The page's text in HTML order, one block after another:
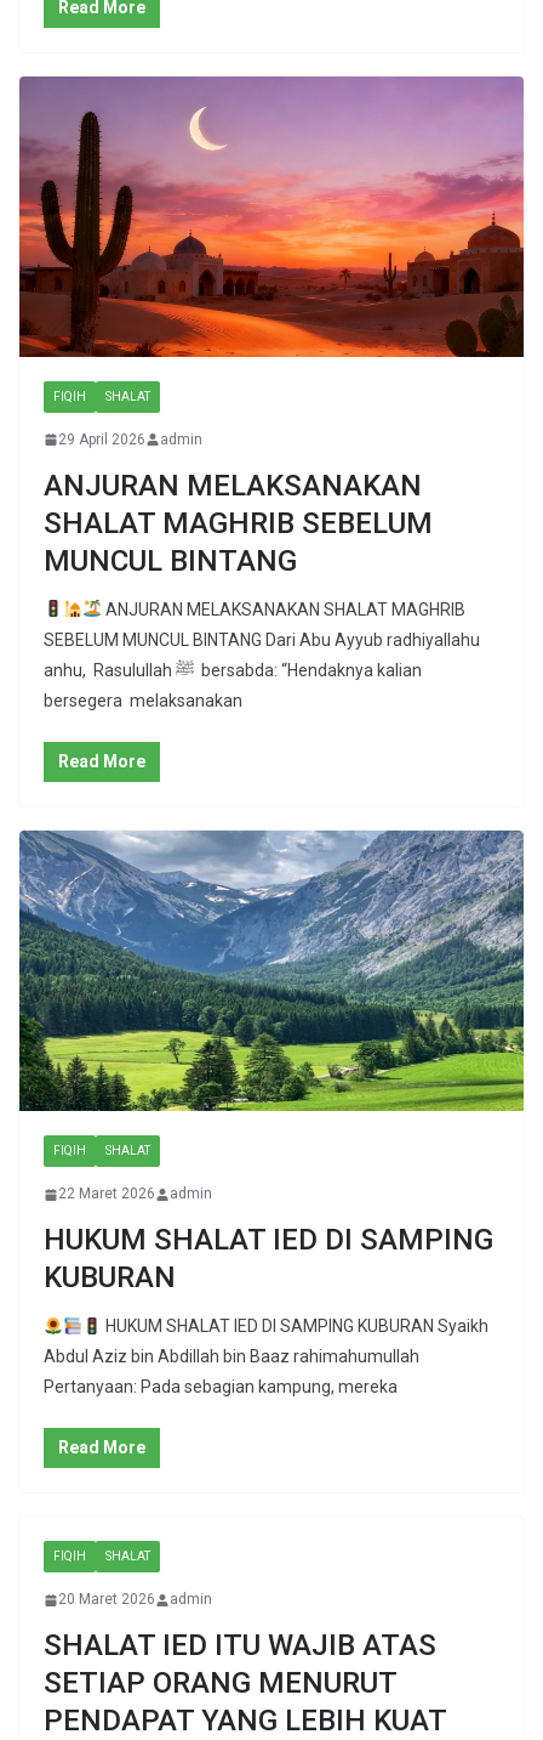
Read More
FIQIH SHALAT
29 April 2026 admin
ANJURAN MELAKSANAKAN
SHALAT MAGHRIB SEBELUM
MUNCUL BINTANG
ANJURAN MELAKSANAKAN SHALAT MAGHRIB
SEBELUM MUNCUL BINTANG Dari Abu Ayyub radhiyallahu
anhu, Rasulullah ﷺ bersabda: “Hendaknya kalian
bersegera melaksanakan
Read More
FIQIH SHALAT
22 Maret 2026 admin
HUKUM SHALAT IED DI SAMPING
KUBURAN
HUKUM SHALAT IED DI SAMPING KUBURAN Syaikh
Abdul Aziz bin Abdillah bin Baaz rahimahumullah
Pertanyaan: Pada sebagian kampung, mereka
Read More
FIQIH SHALAT
20 Maret 2026 admin
SHALAT IED ITU WAJIB ATAS
SETIAP ORANG MENURUT
PENDAPAT YANG LEBIH KUAT